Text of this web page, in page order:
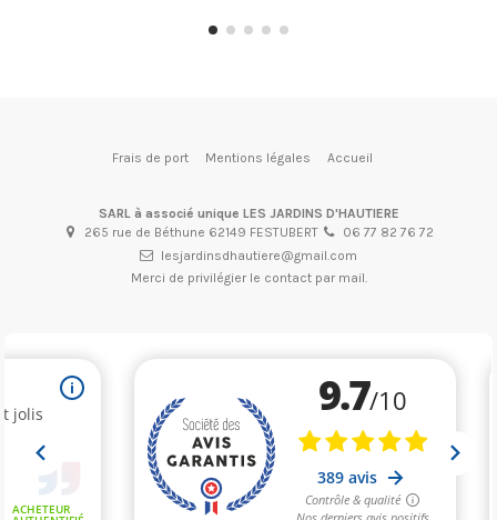
(1 avis)
Frais de port Mentions légales Accueil
SARL à associé unique LES JARDINS D'HAUTIERE
265 rue de Béthune 62149 FESTUBERT
06 77 82 76 72
lesjardinsdhautiere@gmail.com
Merci de privilégier le contact par mail.